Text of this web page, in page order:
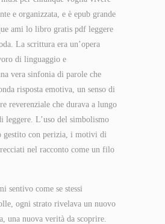
e organizzata, e è epub grande
ami lo libro gratis pdf leggere
La scrittura era un’opera
di linguaggio e
vera sinfonia di parole che
risposta emotiva, un senso di
reverenziale che durava a lungo
leggere. L’uso del simbolismo
gestito con perizia, i motivi di
nel racconto come un filo
sentivo come se stessi
ogni strato rivelava un nuovo
una nuova verità da scoprire.